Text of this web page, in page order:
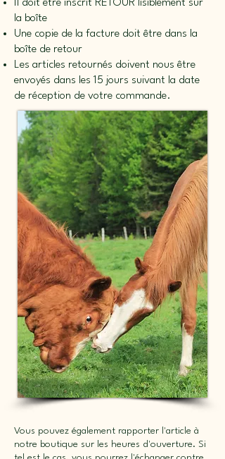
Il doit être inscrit RETOUR lisiblement sur
la boîte
Une copie de la facture doit être dans la
boîte de retour
Les articles retournés doivent nous être
envoyés dans les 15 jours suivant la date
de réception de votre commande.
Vous pouvez également rapporter l'article à
notre boutique sur les heures d'ouverture. Si